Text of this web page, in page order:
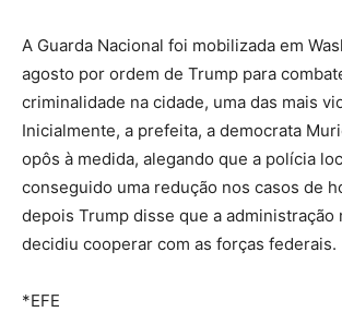
A Guarda Nacional foi mobilizada em
agosto por ordem de Trump para
criminalidade na cidade, uma das mais
Inicialmente, a prefeita, a democrata
opôs à medida, alegando que a polícia
conseguido uma redução nos casos de
depois Trump disse que a administração
decidiu cooperar com as forças federais.
*EFE